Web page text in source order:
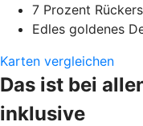
7 Prozent
Edles goldenes
Karten vergleichen
Das ist bei
inklusive